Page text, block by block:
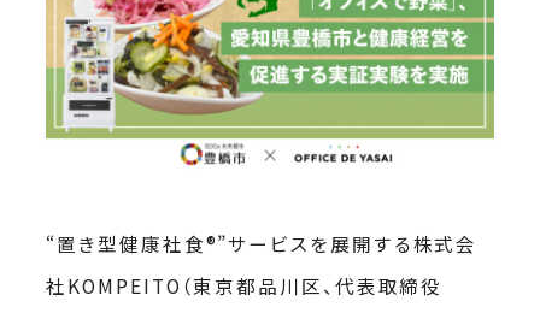
“置き型健康社食®”サービスを展開する株式会
社KOMPEITO（東京都品川区、代表取締役